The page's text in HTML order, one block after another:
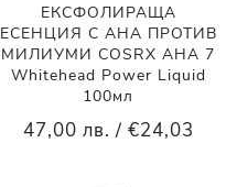
ЕКСФОЛИРАЩА
ЕСЕНЦИЯ С АНА ПРОТИВ
МИЛИУМИ COSRX AHA 7
Whitehead Power Liquid
100мл
47,00 лв. / €24,03